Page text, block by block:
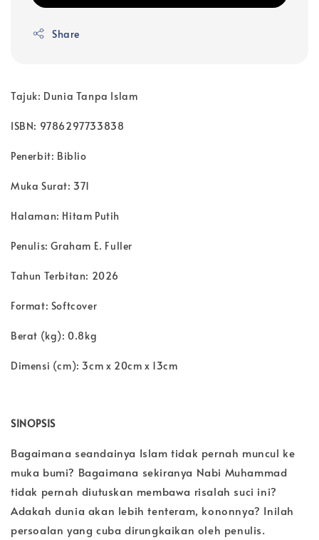
Share
Tajuk: Dunia Tanpa Islam
ISBN: 9786297733838
Penerbit: Biblio
Muka Surat: 371
Halaman: Hitam Putih
Penulis: Graham E. Fuller
Tahun Terbitan: 2026
Format: Softcover
Berat (kg): 0.8kg
Dimensi (cm): 3cm x 20cm x 13cm
SINOPSIS
Bagaimana seandainya Islam tidak pernah muncul ke
muka bumi? Bagaimana sekiranya Nabi Muhammad
tidak pernah diutuskan membawa risalah suci ini?
Adakah dunia akan lebih tenteram, kononnya? Inilah
persoalan yang cuba dirungkaikan oleh penulis.